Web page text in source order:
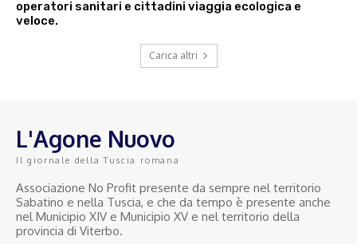
operatori sanitari e cittadini viaggia ecologica e
veloce.
Carica altri
L'Agone Nuovo
Il giornale della Tuscia romana
Associazione No Profit presente da sempre nel territorio
Sabatino e nella Tuscia, e che da tempo è presente anche
nel Municipio XIV e Municipio XV e nel territorio della
provincia di Viterbo.